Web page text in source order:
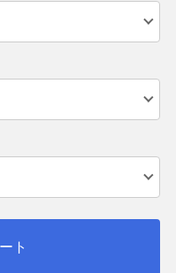
ト